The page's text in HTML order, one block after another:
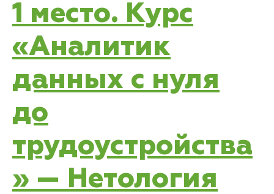
1 место. Курс
«Аналитик
данных с нуля
до
трудоустройства
» — Нетология